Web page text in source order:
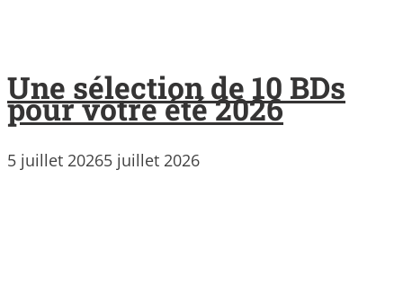
Une sélection de 10 BDs
pour votre été 2026
5 juillet 20265 juillet 2026